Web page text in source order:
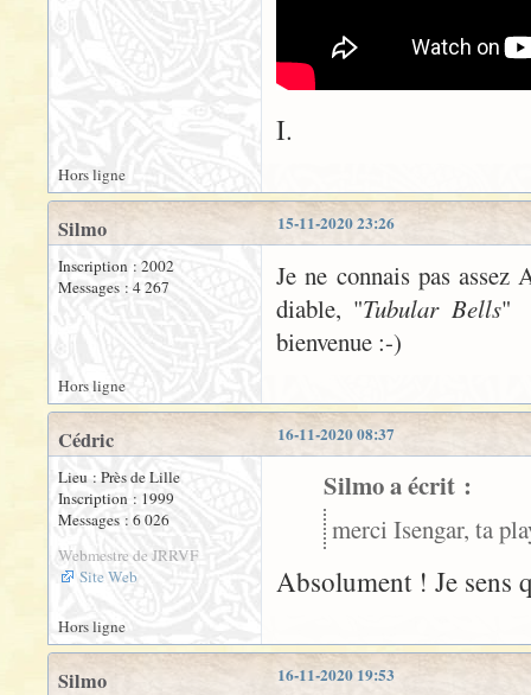
I.
Hors ligne
15-11-2020 23:26
Silmo
Inscription : 2002
Messages : 4 267
Je ne connais pas
diable, "Tubular Bells"
bienvenue :-)
Hors ligne
16-11-2020 08:37
Cédric
Lieu : Près de Lille
Inscription : 1999
Messages : 6 026
Webmestre de JRRVF
Site Web
Silmo a écrit :
merci Isengar, ta
Absolument ! Je sens
Hors ligne
16-11-2020 19:53
Silmo